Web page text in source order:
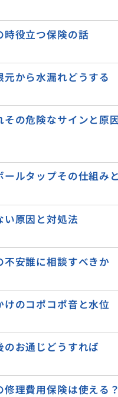
時役立つ保険の話
元から水漏れどうする
その危険なサインと原
ールタップその仕組み
い原因と対処法
不安誰に相談すべきか
けのコポコポ音と水位
のお通じどうすれば
修理費用保険は使える？